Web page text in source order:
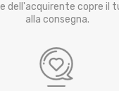
dell'acquirente copre il
alla consegna.